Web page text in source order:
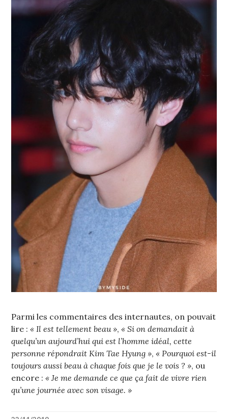
Parmi les commentaires des internautes, on pouvait
lire :« Il est tellement beau »,« Si on demandait à
quelqu’un aujourd’hui qui est l’homme idéal, cette
personne répondrait Kim Tae Hyung »,« Pourquoi est-il
toujours aussi beau à chaque fois que je le vois ? », ou
encore :« Je me demande ce que ça fait de vivre rien
qu’une journée avec son visage. »